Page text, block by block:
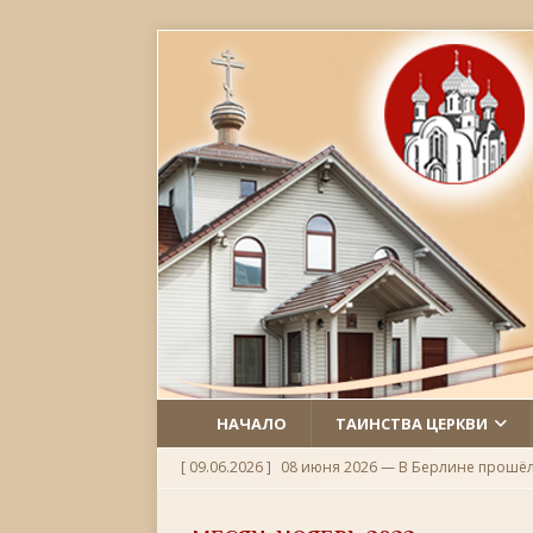
НАЧАЛО ТАИНСТВА ЦЕРКВИ
[ 09.06.2026 ] 08 июня 2026 — В Берлине